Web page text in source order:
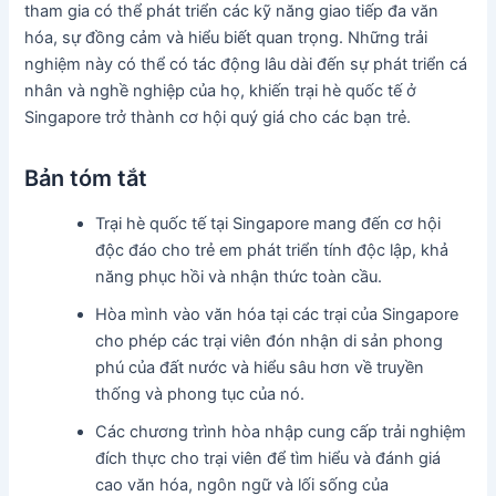
tham gia có thể phát triển các kỹ năng giao tiếp đa văn
hóa, sự đồng cảm và hiểu biết quan trọng. Những trải
nghiệm này có thể có tác động lâu dài đến sự phát triển cá
nhân và nghề nghiệp của họ, khiến trại hè quốc tế ở
Singapore trở thành cơ hội quý giá cho các bạn trẻ.
Bản tóm tắt
Trại hè quốc tế tại Singapore mang đến cơ hội
độc đáo cho trẻ em phát triển tính độc lập, khả
năng phục hồi và nhận thức toàn cầu.
Hòa mình vào văn hóa tại các trại của Singapore
cho phép các trại viên đón nhận di sản phong
phú của đất nước và hiểu sâu hơn về truyền
thống và phong tục của nó.
Các chương trình hòa nhập cung cấp trải nghiệm
đích thực cho trại viên để tìm hiểu và đánh giá
cao văn hóa, ngôn ngữ và lối sống của